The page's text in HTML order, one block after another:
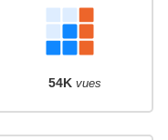
54K vues